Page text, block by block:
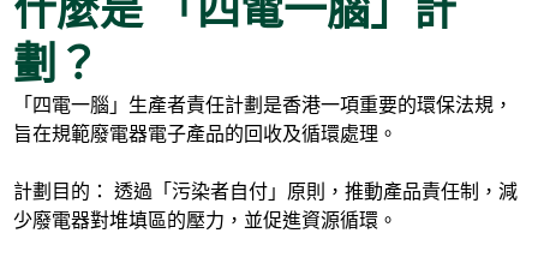
劃？
「四電一腦」生產者責任計劃是香港一項重要的環保法規，
旨在規範廢電器電子產品的回收及循環處理。
計劃目的： 透過「污染者自付」原則，推動產品責任制，減
少廢電器對堆填區的壓力，並促進資源循環。